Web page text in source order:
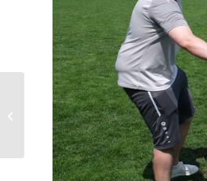
André Schmidtmeier
erneut TT-
Vereinsmeister